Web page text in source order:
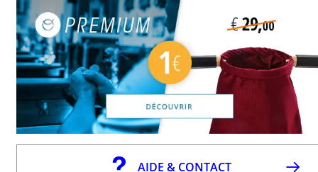
AIDE & CONTACT